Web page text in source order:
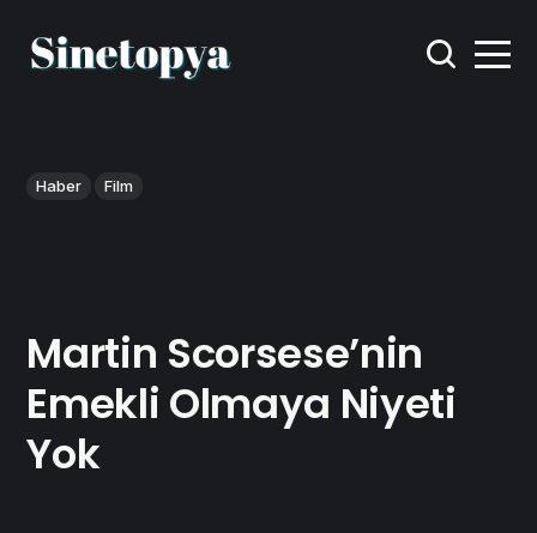
Haber Film
Martin Scorsese’nin
Emekli Olmaya Niyeti
Yok